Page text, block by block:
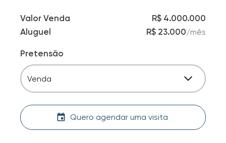
Valor Venda
R$ 4.000.000
Aluguel
R$ 23.000/mês
Pretensão
Venda
Quero agendar uma visita